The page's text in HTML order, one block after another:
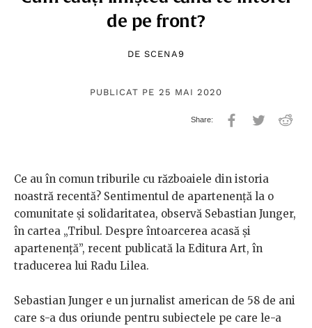
de pe front?
DE SCENA9
PUBLICAT PE 25 MAI 2020
Ce au în comun triburile cu războaiele din istoria
noastră recentă? Sentimentul de apartenență la o
comunitate și solidaritatea, observă Sebastian Junger,
în cartea „Tribul. Despre întoarcerea acasă și
apartenență”, recent publicată la Editura Art, în
traducerea lui Radu Lilea.
Sebastian Junger e un jurnalist american de 58 de ani
care s-a dus oriunde pentru subiectele pe care le-a